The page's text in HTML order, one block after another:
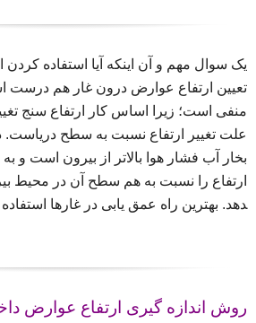
یک سوال مهم و آن اینکه آیا استفاده کردن
تعیین ارتفاع عوارض درون غار هم درست
منفی است؛ زیرا اساس کار ارتفاع سنج
علت تغییر ارتفاع نسبت به سطح دریاست.
بخار آب فشار هوا بالاتر از بیرون است و
ارتفاع را نسبت به هم سطح آن در محیط
دهد. بهترین راه عمق یابی در غارها
روش اندازه گیری ارتفاع عوارض